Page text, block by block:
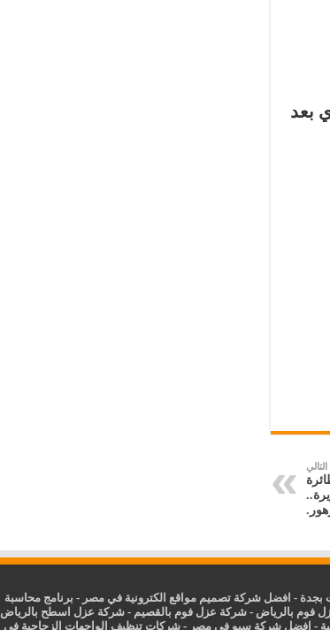
بعد
التالي
بجدة - افضل شركة تصميم مواقع الكترونية في مصر - برنامج محاسبة
فوم بالرياض -شركة عزل فوم بالقصيم -شركة عزل اسطح بالرياض
- افضل شركة سيو في مصر -شركات تنظيف الواجهات الزجاجية في